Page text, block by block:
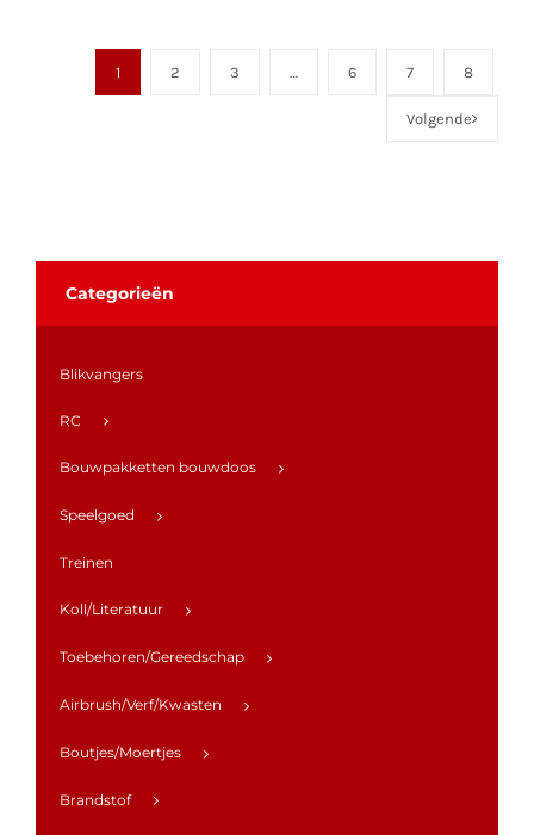
1 2 3 … 6 7 8
Volgende
Categorieën
Blikvangers
RC
Bouwpakketten bouwdoos
Speelgoed
Treinen
Koll/Literatuur
Toebehoren/Gereedschap
Airbrush/Verf/Kwasten
Boutjes/Moertjes
Brandstof